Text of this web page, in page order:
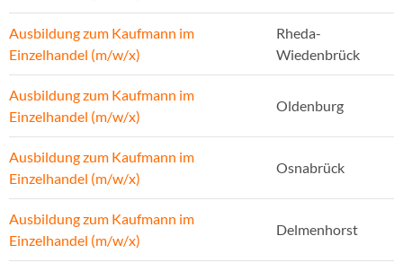
Ausbildung zum Kaufmann im
Einzelhandel (m/w/x)
Rheda-
Wiedenbrück
Ausbildung zum Kaufmann im
Einzelhandel (m/w/x)
Oldenburg
Ausbildung zum Kaufmann im
Einzelhandel (m/w/x)
Osnabrück
Ausbildung zum Kaufmann im
Einzelhandel (m/w/x)
Delmenhorst